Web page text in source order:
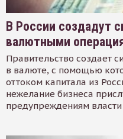
В России создадут
валютными
Правительство создает
в валюте, с помощью
оттоком капитала из
нежелание бизнеса
предупреждениям власти